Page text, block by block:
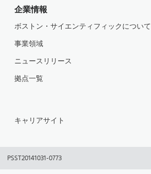
企業情報
ボストン・サイエンティフィックについて
事業領域
ニュースリリース
拠点一覧
キャリアサイト
PSST20141031-0773